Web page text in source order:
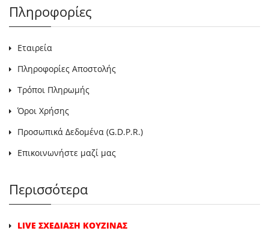
Πληροφορίες
Εταιρεία
Πληροφορίες Αποστολής
Τρόποι Πληρωμής
Όροι Χρήσης
Προσωπικά Δεδομένα (G.D.P.R.)
Επικοινωνήστε μαζί μας
Περισσότερα
LIVE ΣΧΕΔΙΑΣΗ ΚΟΥΖΙΝΑΣ